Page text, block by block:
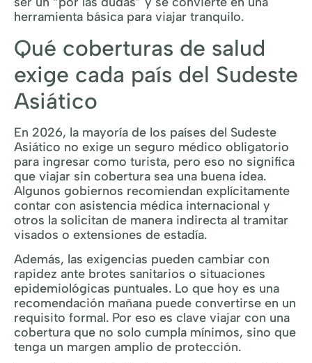
herramienta básica para viajar tranquilo.
Qué coberturas de salud
exige cada país del Sudeste
Asiático
En 2026, la mayoría de los países del Sudeste
Asiático no exige un seguro médico obligatorio
para ingresar como turista, pero eso no significa
que viajar sin cobertura sea una buena idea.
Algunos gobiernos recomiendan explícitamente
contar con asistencia médica internacional y
otros la solicitan de manera indirecta al tramitar
visados o extensiones de estadía.
Además, las exigencias pueden cambiar con
rapidez ante brotes sanitarios o situaciones
epidemiológicas puntuales. Lo que hoy es una
recomendación mañana puede convertirse en un
requisito formal. Por eso es clave viajar con una
cobertura que no solo cumpla mínimos, sino que
tenga un margen amplio de protección.